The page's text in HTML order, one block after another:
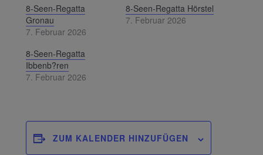
8-Seen-Regatta
Gronau
7. Februar 2026
8-Seen-Regatta Hörstel
7. Februar 2026
8-Seen-Regatta
Ibbenb?ren
7. Februar 2026
ZUM KALENDER HINZUFÜGEN